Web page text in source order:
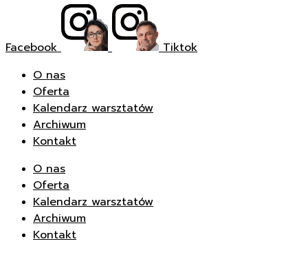
Facebook
Tiktok
O nas
Oferta
Kalendarz warsztatów
Archiwum
Kontakt
O nas
Oferta
Kalendarz warsztatów
Archiwum
Kontakt